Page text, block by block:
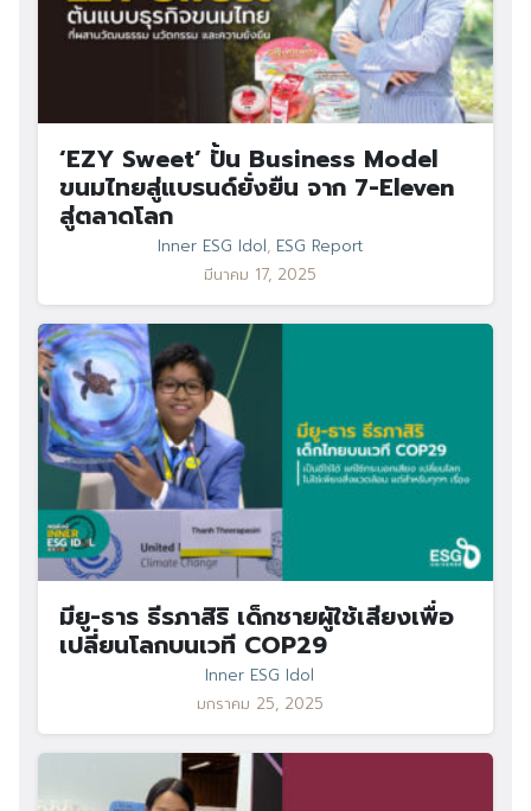
‘EZY Sweet’ ปั้น Business Model
ขนมไทยสู่แบรนด์ยั่งยืน จาก 7-Eleven
สู่ตลาดโลก
Inner ESG Idol, ESG Report
มีนาคม 17, 2025
มียู-ธาร ธีรภาสิริ เด็กชายผู้ใช้เสียงเพื่อ
เปลี่ยนโลกบนเวที COP29
Inner ESG Idol
มกราคม 25, 2025